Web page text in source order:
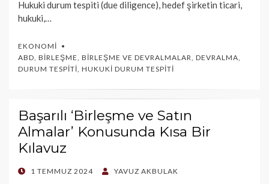
Hukuki durum tespiti (due diligence), hedef şirketin ticari,
hukuki,…
EKONOMI
ABD BIRLEŞME BIRLEŞME VE DEVRALMALAR DEVRALMA
DURUM TESPITI HUKUKI DURUM TESPITI
Başarılı ‘Birleşme ve Satın
Almalar’ Konusunda Kısa Bir
Kılavuz
POSTED
1 TEMMUZ 2024 YAVUZ AKBULAK